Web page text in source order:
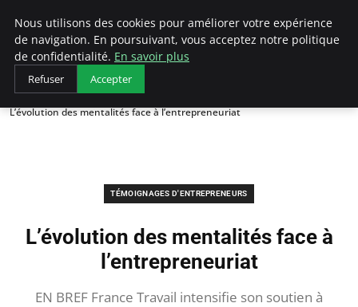
LECFCM
Accueil
Témoignages d'entrepreneurs
L’évolution des mentalités face à l’entrepreneuriat
TÉMOIGNAGES D'ENTREPRENEURS
L’évolution des mentalités face à
l’entrepreneuriat
EN BREF France Travail intensifie son soutien à
Nous utilisons des cookies pour améliorer votre expérience
de navigation. En poursuivant, vous acceptez notre politique
de confidentialité. En savoir plus
Refuser Accepter